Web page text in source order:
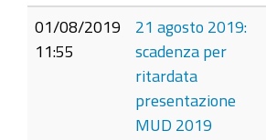
01/08/2019
11:55
21 agosto 2019:
scadenza per
ritardata
presentazione
MUD 2019